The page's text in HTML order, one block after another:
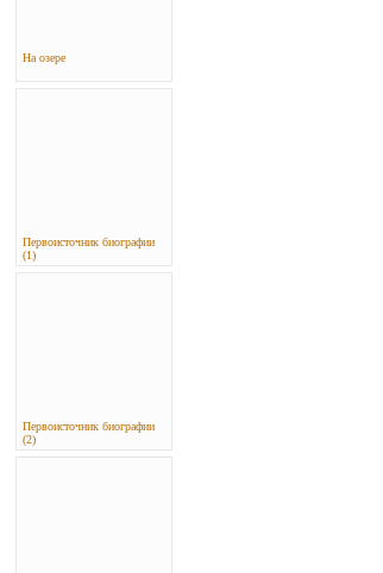
На озере
Первоисточник биографии
(1)
Первоисточник биографии
(2)